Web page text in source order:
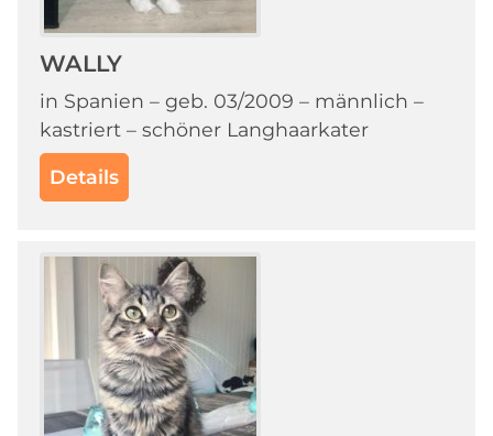
WALLY
in Spanien – geb. 03/2009 – männlich –
kastriert – schöner Langhaarkater
Details